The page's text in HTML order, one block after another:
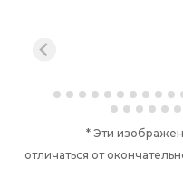
* Эти
отличаться от